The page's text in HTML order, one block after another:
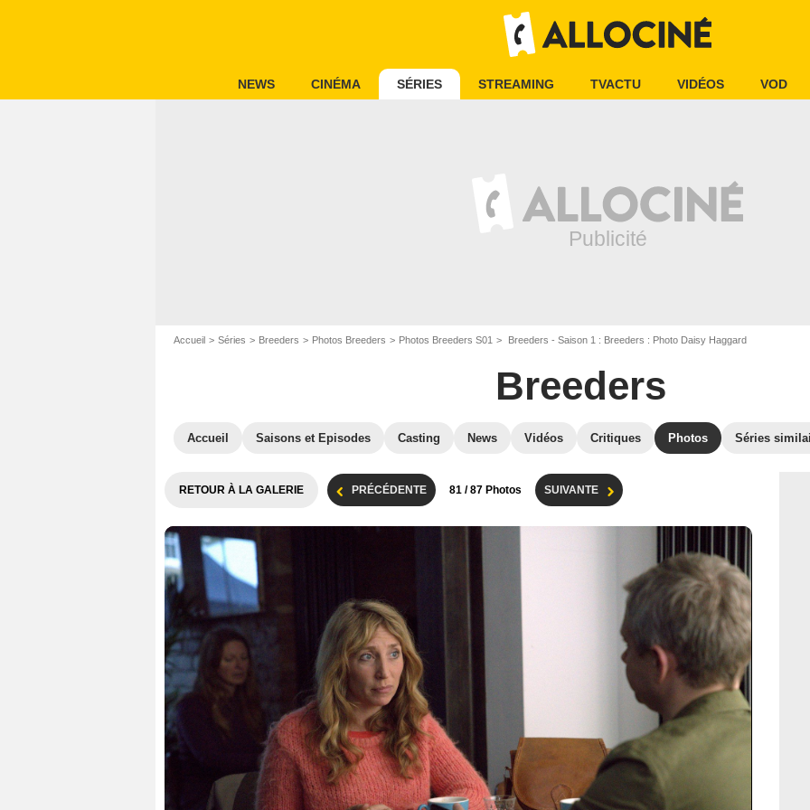
NEWS CINÉMA SÉRIES STREAMING TVACTU VIDÉOS VOD
Accueil Séries Breeders Photos Breeders Photos Breeders S01 Breeders - Saison 1 : Breeders : Photo Daisy Haggard
Breeders
Accueil Saisons et Episodes Casting News Vidéos Critiques Photos Séries
RETOUR À LA GALERIE PRÉCÉDENTE 81 / 87 Photos SUIVANTE